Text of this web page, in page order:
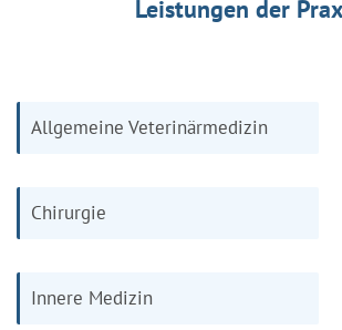
Leistungen der
Allgemeine Veterinärmedizin
Chirurgie
Innere Medizin